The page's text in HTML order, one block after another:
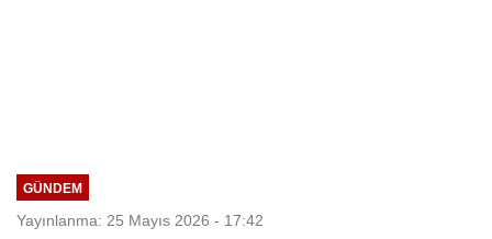
GÜNDEM
Yayınlanma: 25 Mayıs 2026 - 17:42